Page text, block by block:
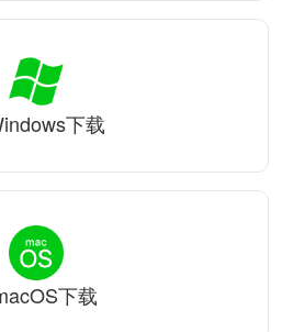
下载
下载